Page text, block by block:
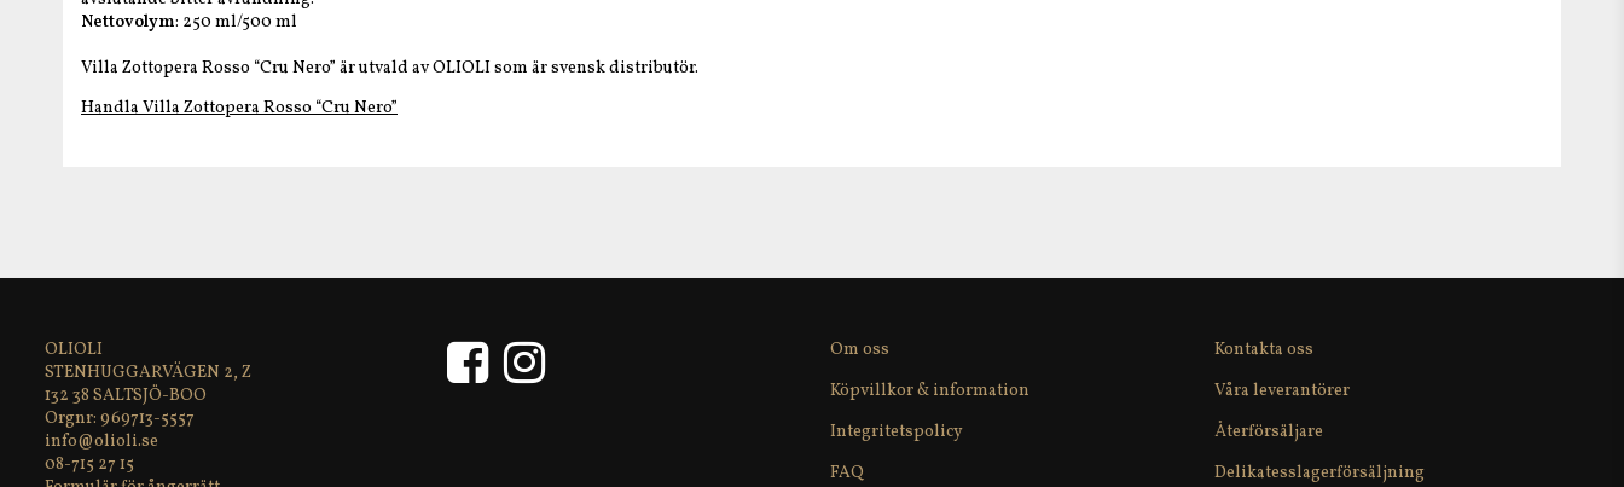
Nettovolym: 250 ml/500 ml
Villa Zottopera Rosso “Cru Nero” är utvald av OLIOLI som är svensk distributör.
Handla Villa Zottopera Rosso “Cru Nero”
OLIOLI
STENHUGGARVÄGEN 2, Z
132 38 SALTSJÖ-BOO
info@olioli.se
08-715 27 15
969713-5557
Om oss
Köpvillkor & information
Integritetspolicy
FAQ
Kontakta oss
Våra leverantörer
Återförsäljare
Delikatesslagerförsäljning